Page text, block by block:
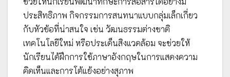
ประสิทธิภาพ กิจกรรมการสนทนาแบบกลุ่มเล็กเกี่ยว
กับหัวข้อที่น่าสนใจ เช่น วัฒนธรรมต่างชาติ
เทคโนโลยีใหม่ หรือประเด็นสิงแวดล้อม จะช่วยให้
นักเรียนได้ฝึกการใช้ภาษาอังกฤษในการแสดงความ
คิดเห็นและการโต้แย้งอย่างสุภาพ